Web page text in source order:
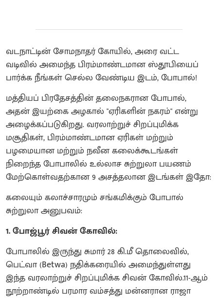
வடநாட்டின் சோமநாதர் கோயில், அரை வட்ட
வடிவில் அமைந்த பிரம்மாண்டமான ஸ்தூபியைப்
பார்க்க நீங்கள் செல்ல வேண்டிய இடம், போபால்!
மத்தியப் பிரதேசத்தின் தலைநகரான போபால்,
அதன் இயற்கை அழகால் "ஏரிகளின் நகரம்" என்று
அழைக்கப்படுகிறது. வரலாற்றுச் சிறப்புமிக்க
மசூதிகள், பிரம்மாண்டமான ஏரிகள் மற்றும்
பழமையான மற்றும் நவீன கலைக்கூடங்கள்
நிறைந்த போபாலில் உல்லாச சுற்றுலா பயணம்
மேற்கொள்வதற்கான 9 அசத்தலான இடங்கள் இதோ:
கலையும் கலாச்சாரமும் சங்கமிக்கும் போபால்
சுற்றுலா அனுபவம்:
1. போஜ்பூர் சிவன் கோவில்:
போபாலில் இருந்து சுமார் 28 கி.மீ தொலைவில்,
பெட்வா (Betwa) நதிக்கரையில் அமைந்துள்ளது
இந்த வரலாற்றுச் சிறப்புமிக்க சிவன் கோவில்.11-ஆம்
நூற்றாண்டில் பரமார வம்சத்து மன்னரான ராஜா